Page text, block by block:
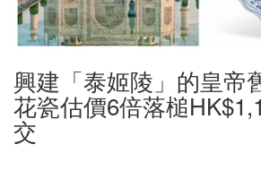
興建「泰姬陵」的皇
花瓷估價6倍落槌
交